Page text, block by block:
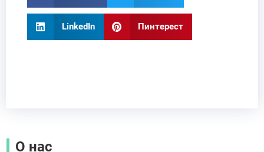
LinkedIn Пинтерест
О нас